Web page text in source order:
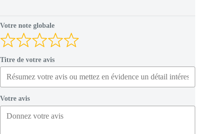
Votre note globale
Titre de votre avis
Votre avis